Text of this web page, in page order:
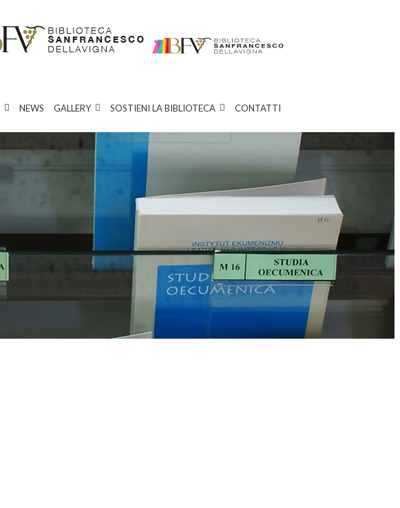
NEWS GALLERY SOSTIENI LA BIBLIOTECA CONTATTI